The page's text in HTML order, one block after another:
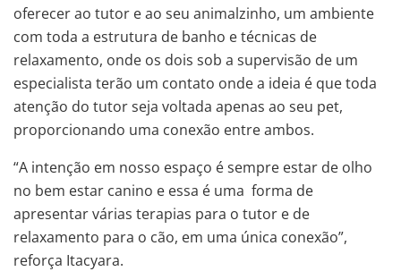
oferecer ao tutor e ao seu animalzinho, um ambiente
com toda a estrutura de banho e técnicas de
relaxamento, onde os dois sob a supervisão de um
especialista terão um contato onde a ideia é que toda
atenção do tutor seja voltada apenas ao seu pet,
proporcionando uma conexão entre ambos.
“A intenção em nosso espaço é sempre estar de olho
no bem estar canino e essa é uma forma de
apresentar várias terapias para o tutor e de
relaxamento para o cão, em uma única conexão”,
reforça Itacyara.